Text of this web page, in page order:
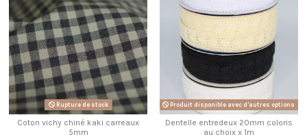
Rupture de stock
Coton vichy chiné kaki carreaux
5mm
Produit disponible avec d'autres options
Dentelle entredeux 20mm coloris
au choix x 1m